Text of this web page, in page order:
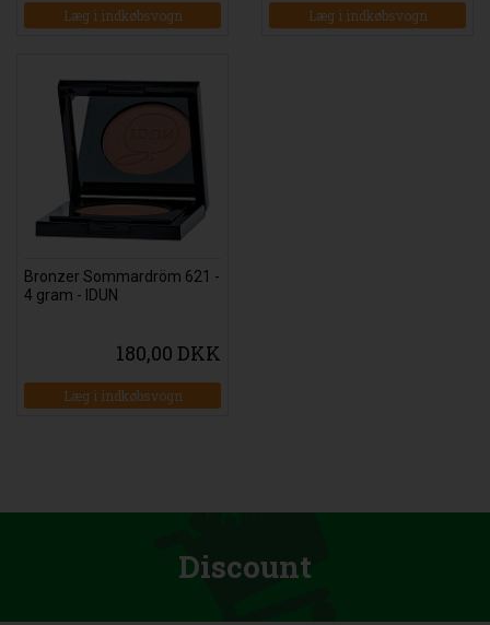
Bronzer Sommardröm 621 -
4 gram - IDUN
180,00 DKK
Discount